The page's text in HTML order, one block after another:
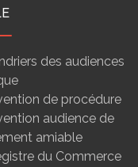
des audiences
de procédure
audience de
amiable
du Commerce